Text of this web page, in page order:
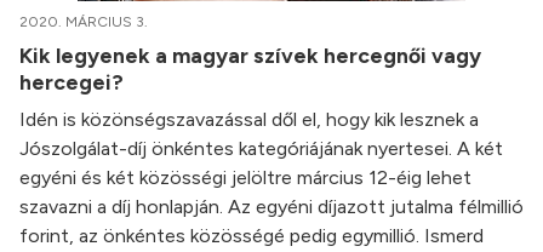
2020. MÁRCIUS 3.
Kik legyenek a magyar szívek hercegnői vagy
hercegei?
Idén is közönségszavazással dől el, hogy kik lesznek a
Jószolgálat-díj önkéntes kategóriájának nyertesei. A két
egyéni és két közösségi jelöltre március 12-éig lehet
szavazni a díj honlapján. Az egyéni díjazott jutalma félmillió
forint, az önkéntes közösségé pedig egymillió. Ismerd